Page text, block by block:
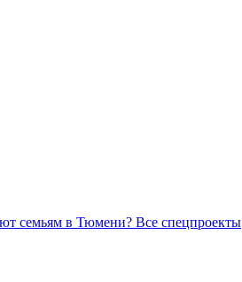
Все спецпроекты